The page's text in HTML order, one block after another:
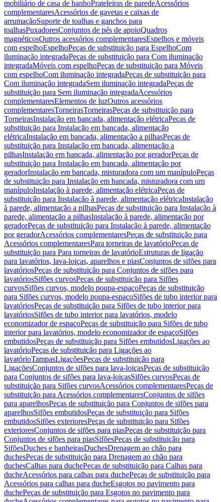
mobiliário de casa de banhoPrateleiras de paredeAcessórios
complementaresAcessórios de gavetas e caixas de
arrumaçãoSuporte de toalhas e ganchos para
toalhasPuxadoresConjuntos de pés de apoioQuadros
magnéticosOutros acessórios complementaresEspelhos e móveis
com espelhoEspelhoPeças de substituição para EspelhoCom
iluminação integradaPeças de substituição para Com iluminação
integradaMóveis com espelhoPeças de substituição para Móveis
com espelhoCom iluminação integradaPeças de substituição para
Com iluminação integradaSem iluminação integradaPeças de
substituição para Sem iluminação integradaAcessórios
complementaresElementos de luzOutros acessórios
complementaresTorneirasTorneirasPeças de substituição para
TorneirasInstalação em bancada, alimentação elétricaPeças de
substituição para Instalação em bancada, alimentação
elétricaInstalação em bancada, alimentação a pilhasPeças de
substituição para Instalação em bancada, alimentação a
pilhasInstalação em bancada, alimentação por geradorPeças de
substituição para Instalação em bancada, alimentação por
geradorInstalação em bancada, misturadora com um manípuloPeças
de substituição para Instalação em bancada, misturadora com um
manípuloInstalação à parede, alimentação elétricaPeças de
substituição para Instalação à parede, alimentação elétricaInstalação
à parede, alimentação a pilhasPeças de substituição para Instalação à
parede, alimentação a pilhasInstalação à parede, alimentação por
geradorPeças de substituição para Instalação à parede, alimentação
por geradorAcessórios complementaresPeças de substituição para
Acessórios complementaresPara torneiras de lavatórioPeças de
substituição para Para torneiras de lavatórioEstruturas de ligação
para lavatórios, lava-loiças, aparelhos e piasConjuntos de sifões para
lavatóriosPeças de substituição para Conjuntos de sifões para
lavatóriosSifões curvosPeças de substituição para Sifões
curvosSifões curvos, modelo poupa-espaçoPeças de substituição
para Sifões curvos, modelo poupa-espaçoSifões de tubo interior para
lavatóriosPeças de substituição para Sifões de tubo interior para
lavatóriosSifões de tubo interior para lavatórios, modelo
economizador de espaçoPeças de substituição para Sifões de tubo
interior para lavatórios, modelo economizador de espaçoSifões
embutidosPeças de substituição para Sifões embutidosLigações ao
lavatórioPeças de substituição para Ligações ao
lavatórioTampasLigaçõesPeças de substituição para
LigaçõesConjuntos de sifões para lava-loiçasPeças de substituição
para Conjuntos de sifões para lava-loiçasSifões curvosPeças de
substituição para Sifões curvosAcessórios complementaresPeças de
substituição para Acessórios complementaresConjuntos de sifões
para aparelhosPeças de substituição para Conjuntos de sifões para
aparelhosSifões embutidosPeças de substituição para Sifões
embutidosSifões exterioresPeças de substituição para Sifões
exterioresConjuntos de sifões para piasPeças de substituição para
Conjuntos de sifões para piasSifõesPeças de substituição para
SifõesDuches e banheirasDuchesDrenagem ao chão para
duchesPeças de substituição para Drenagem ao chão para
duchesCalhas para duchePeças de substituição para Calhas para
ducheAcessórios para calhas para duchePeças de substituição para
Acessórios para calhas para ducheEsgotos no pavimento para
duchePeças de substituição para Esgotos no pavimento para